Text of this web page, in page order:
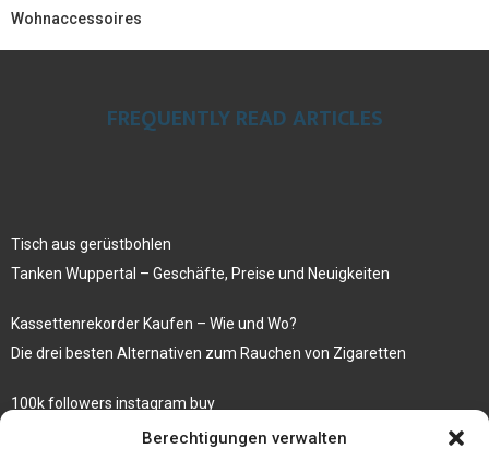
Berechtigungen verwalten
Wohnaccessoires
FREQUENTLY READ ARTICLES
Tisch aus gerüstbohlen
Tanken Wuppertal – Geschäfte, Preise und Neuigkeiten
Kassettenrekorder Kaufen – Wie und Wo?
Die drei besten Alternativen zum Rauchen von Zigaretten
100k followers instagram buy
Rezepte für gekochte Süßkartoffeln